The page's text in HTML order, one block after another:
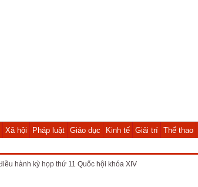
Xã hội Pháp luật Giáo dục Kinh tế Giải trí Thể thao